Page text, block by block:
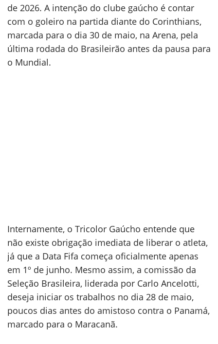
de 2026. A intenção do clube gaúcho é contar
com o goleiro na partida diante do Corinthians,
marcada para o dia 30 de maio, na Arena, pela
última rodada do Brasileirão antes da pausa para
o Mundial.
Internamente, o Tricolor Gaúcho entende que
não existe obrigação imediata de liberar o atleta,
já que a Data Fifa começa oficialmente apenas
em 1º de junho. Mesmo assim, a comissão da
Seleção Brasileira, liderada por Carlo Ancelotti,
deseja iniciar os trabalhos no dia 28 de maio,
poucos dias antes do amistoso contra o Panamá,
marcado para o Maracanã.